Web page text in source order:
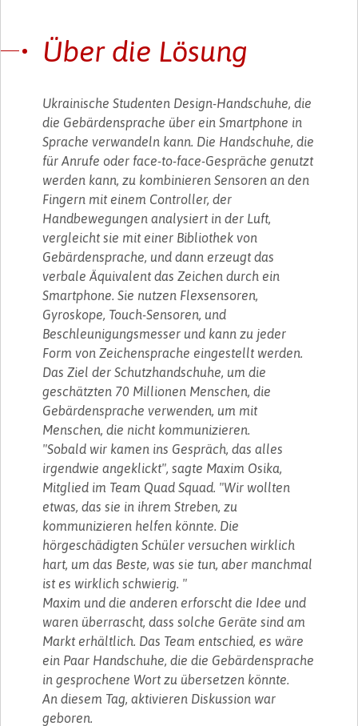
Über die Lösung
Ukrainische Studenten Design-Handschuhe, die
die Gebärdensprache über ein Smartphone in
Sprache verwandeln kann. Die Handschuhe, die
für Anrufe oder face-to-face-Gespräche genutzt
werden kann, zu kombinieren Sensoren an den
Fingern mit einem Controller, der
Handbewegungen analysiert in der Luft,
vergleicht sie mit einer Bibliothek von
Gebärdensprache, und dann erzeugt das
verbale Äquivalent das Zeichen durch ein
Smartphone. Sie nutzen Flexsensoren,
Gyroskope, Touch-Sensoren, und
Beschleunigungsmesser und kann zu jeder
Form von Zeichensprache eingestellt werden.
Das Ziel der Schutzhandschuhe, um die
geschätzten 70 Millionen Menschen, die
Gebärdensprache verwenden, um mit
Menschen, die nicht kommunizieren.
"Sobald wir kamen ins Gespräch, das alles
irgendwie angeklickt", sagte Maxim Osika,
Mitglied im Team Quad Squad. "Wir wollten
etwas, das sie in ihrem Streben, zu
kommunizieren helfen könnte. Die
hörgeschädigten Schüler versuchen wirklich
hart, um das Beste, was sie tun, aber manchmal
ist es wirklich schwierig. "
Maxim und die anderen erforscht die Idee und
waren überrascht, dass solche Geräte sind am
Markt erhältlich. Das Team entschied, es wäre
ein Paar Handschuhe, die die Gebärdensprache
in gesprochene Wort zu übersetzen könnte.
An diesem Tag, aktivieren Diskussion war
geboren.